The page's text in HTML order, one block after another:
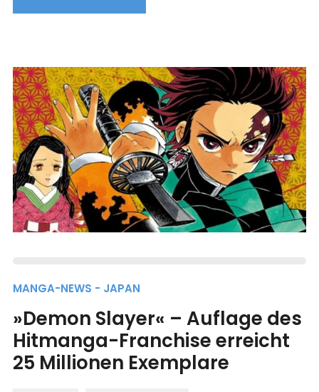
MANGA-NEWS - JAPAN
»Demon Slayer« – Auflage des
Hitmanga-Franchise erreicht
25 Millionen Exemplare